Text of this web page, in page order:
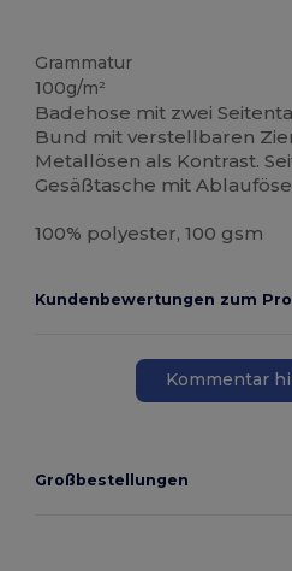
Grammatur
100g/m²
Badehose mit zwei
Bund mit verstellbaren
Metallösen als Kontrast.
Gesäßtasche mit
100% polyester, 100 gsm
Kundenbewertungen zum
Kommentar
Großbestellungen